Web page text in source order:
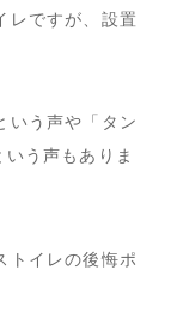
レですが、設置
いう声や「タン
う声もありま
トイレの後悔ポ